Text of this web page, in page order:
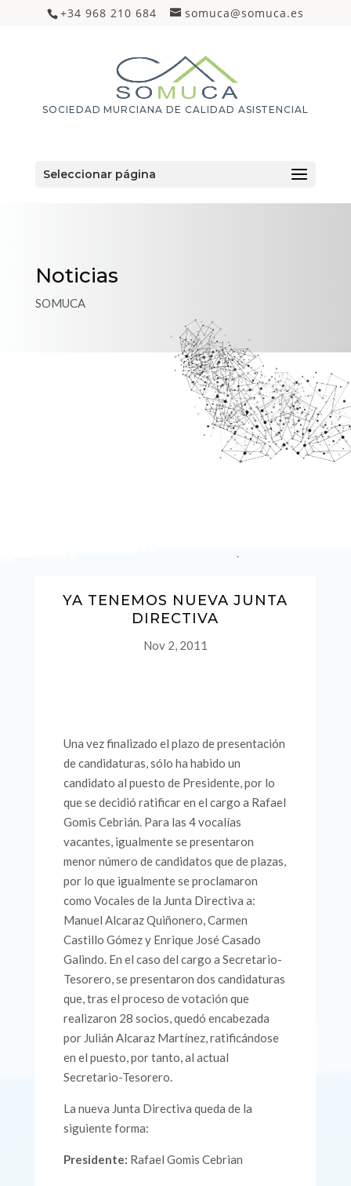
+34 968 210 684 somuca@somuca.es
SOCIEDAD MURCIANA DE CALIDAD ASISTENCIAL
Seleccionar página
Noticias
SOMUCA
YA TENEMOS NUEVA JUNTA
DIRECTIVA
Nov 2, 2011
Una vez finalizado el plazo de presentación
de candidaturas, sólo ha habido un
candidato al puesto de Presidente, por lo
que se decidió ratificar en el cargo a Rafael
Gomis Cebrián. Para las 4 vocalías
vacantes, igualmente se presentaron
menor número de candidatos que de plazas,
por lo que igualmente se proclamaron
como Vocales de la Junta Directiva a:
Manuel Alcaraz Quiñonero, Carmen
Castillo Gómez y Enrique José Casado
Galindo. En el caso del cargo a Secretario-
Tesorero, se presentaron dos candidaturas
que, tras el proceso de votación que
realizaron 28 socios, quedó encabezada
por Julián Alcaraz Martínez, ratificándose
en el puesto, por tanto, al actual
Secretario-Tesorero.
La nueva Junta Directiva queda de la
siguiente forma:
Presidente: Rafael Gomis Cebrian